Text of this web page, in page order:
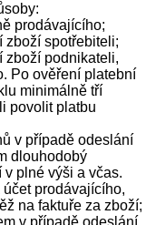
prodávajícího;
zboží spotřebiteli;
zboží podnikateli,
Po ověření platební
minimálně tří
povolit platbu
v případě odeslání
dlouhodobý
plné výši a včas.
prodávajícího,
na faktuře za zboží;